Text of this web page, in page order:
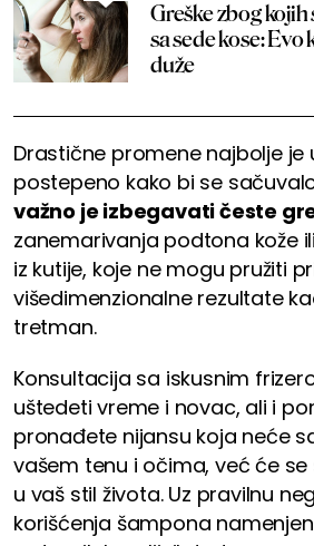
Greške zbog
sa sede kose: Evo
duže
Drastične promene najbolje je
postepeno kako bi se
važno je izbegavati česte
zanemarivanja podtona kože
iz kutije, koje ne mogu pružiti
višedimenzionalne rezultate
tretman.
Konsultacija sa iskusnim
uštedeti vreme i novac, ali i
pronađete nijansu koja neće
vašem tenu i očima, već će
u vaš stil života. Uz pravilnu
korišćenja šampona